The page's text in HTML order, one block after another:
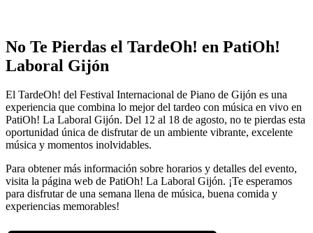
No Te Pierdas el TardeOh! en PatiOh!
Laboral Gijón
El TardeOh! del Festival Internacional de Piano de Gijón es una
experiencia que combina lo mejor del tardeo con música en vivo en
PatiOh! La Laboral Gijón. Del 12 al 18 de agosto, no te pierdas esta
oportunidad única de disfrutar de un ambiente vibrante, excelente
música y momentos inolvidables.
Para obtener más información sobre horarios y detalles del evento,
visita la página web de PatiOh! La Laboral Gijón. ¡Te esperamos
para disfrutar de una semana llena de música, buena comida y
experiencias memorables!